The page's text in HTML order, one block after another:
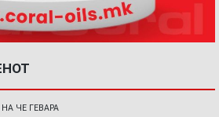
ЧЕ ГЕВАРА